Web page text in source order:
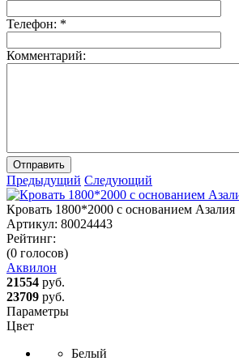
Телефон: *
Комментарий:
Отправить
Предыдущий Следующий
Кровать 1800*2000 с основанием
Артикул: 80024443
Рейтинг:
(0 голосов)
Аквилон
21554 руб.
23709 руб.
Параметры
Цвет
Белый